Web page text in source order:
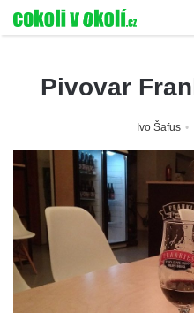
Pivovar
Ivo Šafus